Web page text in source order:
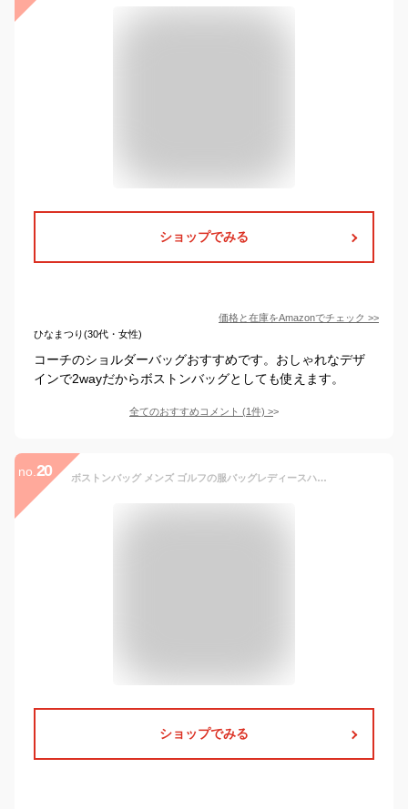
ショップでみる
価格と在庫をAmazonでチェック >>
ひなまつり(30代・女性)
コーチのショルダーバッグおすすめです。おしゃれなデザ
インで2wayだからボストンバッグとしても使えます。
全てのおすすめコメント (1件) >
no. 20 ボストンバッグ メンズ ゴルフの服バッグレディースハンドバッグ革パーソナルカラーマッチングアウトドアスポーツショルダーバッグ 大容量 ダッフルバッグ ジムバッグ (Color : Brown, Size : One size)
ショップでみる